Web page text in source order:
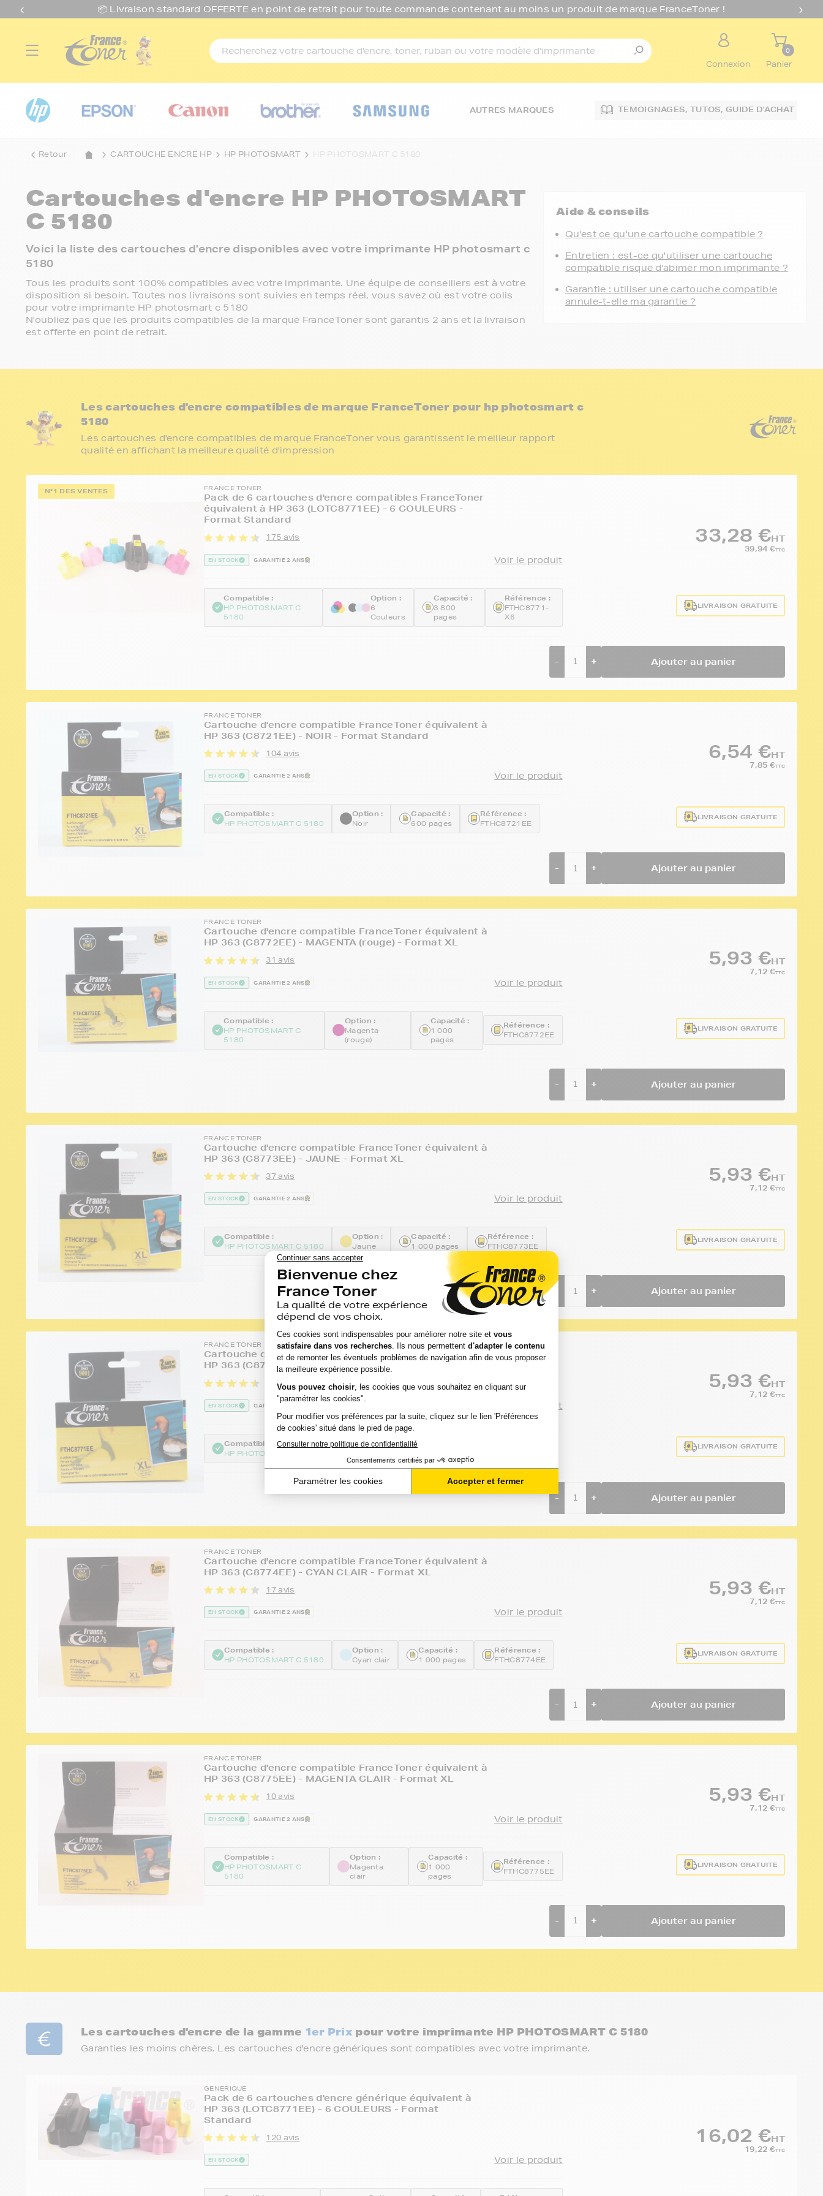
📦 Livraison standard OFFERTE en point de retrait pour toute commande contenant au moins un produit de marque FranceToner !
Connexion
0
Panier
AUTRES MARQUES TEMOIGNAGES, TUTOS,GUIDE D'ACHAT
Retour CARTOUCHE ENCRE HP HP PHOTOSMART HP PHOTOSMART C 5180
Cartouches d'encre HP PHOTOSMART
C 5180
Voici la liste des cartouches d'encre disponibles avec votre imprimante HP photosmart c
5180
Tous les produits sont 100% compatibles avec votre imprimante. Une équipe de conseillers est à votre
disposition si besoin. Toutes nos livraisons sont suivies en temps réel, vous savez où est votre colis
pour votre imprimante HP photosmart c 5180
N'oubliez pas que les produits compatibles de la marque FranceToner sont garantis 2 ans et la livraison
est offerte en point de retrait.
Aide & conseils
Qu'est ce qu'une cartouche compatible ?
Entretien : est-ce qu'utiliser une cartouche
compatible risque d'abimer mon imprimante ?
Garantie : utiliser une cartouche compatible
annule-t-elle ma garantie ?
Les cartouches d'encre compatibles de marque FranceToner pour hp photosmart c
5180
Les cartouches d'encre compatibles de marque FranceToner vous garantissent le meilleur rapport
qualité en affichant la meilleure qualité d'impression
N°1 DES VENTES FRANCE TONER
Pack de 6 cartouches d'encre compatibles FranceToner
équivalent à HP 363 (LOTC8771EE) - 6 COULEURS -
Format Standard
175 avis
EN STOCK GARANTIE 2 ANS Voir le produit
Compatible :
HP PHOTOSMART C
5180
Option :
6
Couleurs
Capacité :
3 800
pages
Référence :
FTHC8771-
X6
33,28 €HT
39,94 €TTC
LIVRAISON GRATUITE
- + Ajouter au panier
FRANCE TONER
Cartouche d'encre compatible FranceToner équivalent à
HP 363 (C8721EE) - NOIR - Format Standard
104 avis
EN STOCK GARANTIE 2 ANS Voir le produit
Compatible :
HP PHOTOSMART C 5180
Option :
Noir
Capacité :
600 pages
Référence :
FTHC8721EE
6,54 €HT
7,85 €TTC
LIVRAISON GRATUITE
- + Ajouter au panier
FRANCE TONER
Cartouche d'encre compatible FranceToner équivalent à
HP 363 (C8772EE) - MAGENTA (rouge) - Format XL
31 avis
EN STOCK GARANTIE 2 ANS Voir le produit
Compatible :
HP PHOTOSMART C
5180
Option :
Magenta
(rouge)
Capacité :
1 000
pages
Référence :
FTHC8772EE
5,93 €HT
7,12 €TTC
LIVRAISON GRATUITE
- + Ajouter au panier
FRANCE TONER
Cartouche d'encre compatible FranceToner équivalent à
HP 363 (C8773EE) - JAUNE - Format XL
37 avis
EN STOCK GARANTIE 2 ANS Voir le produit
Compatible :
HP PHOTOSMART C 5180
Option :
Jaune
Capacité :
1 000 pages
Référence :
FTHC8773EE
5,93 €HT
7,12 €TTC
LIVRAISON GRATUITE
+ Ajouter au panier
FRANCE TONER
Cartouche d'encre compatible FranceToner équivalent à
HP 363 (C8771EE) - CYAN (bleu) - Format XL
77 avis
EN STOCK GARANTIE 2 ANS Voir le produit
Compatible :
HP PHOTOSMART C 5180
Option :
5,93 €HT
7,12 €TTC
LIVRAISON GRATUITE
- + Ajouter au panier
FRANCE TONER
Cartouche d'encre compatible FranceToner équivalent à
HP 363 (C8774EE) - CYAN CLAIR - Format XL
17 avis
EN STOCK GARANTIE 2 ANS Voir le produit
Compatible :
HP PHOTOSMART C 5180
Option :
Cyan clair
Capacité :
1 000 pages
Référence :
FTHC8774EE
5,93 €HT
7,12 €TTC
LIVRAISON GRATUITE
- + Ajouter au panier
FRANCE TONER
Cartouche d'encre compatible FranceToner équivalent à
HP 363 (C8775EE) - MAGENTA CLAIR - Format XL
10 avis
EN STOCK GARANTIE 2 ANS Voir le produit
Compatible :
HP PHOTOSMART C
5180
Option :
Magenta
clair
Capacité :
1 000
pages
Référence :
FTHC8775EE
5,93 €HT
7,12 €TTC
LIVRAISON GRATUITE
- + Ajouter au panier
Les cartouches d'encre de la gamme 1er Prix pour votre imprimante HP PHOTOSMART C 5180
Garanties les moins chères. Les cartouches d'encre génériques sont compatibles avec votre imprimante.
GENERIQUE
Pack de 6 cartouches d'encre générique équivalent à
HP 363 (LOTC8771EE) - 6 COULEURS - Format
Standard
120 avis
EN STOCK Voir le produit
16,02 €HT
19,22 €TTC